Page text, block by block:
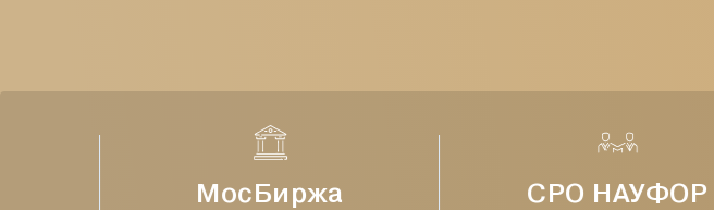
МосБиржа СРО НАУФОР